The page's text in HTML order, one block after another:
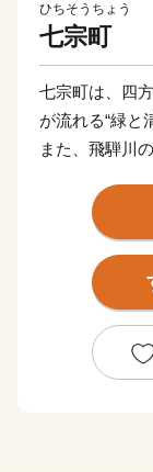
ひちそうちょう
七宗町
七宗町は、四
が流れる“緑と
また、飛騨川
飛騨木曽川国
と水とのダイ
た「飛水峡の
ています。